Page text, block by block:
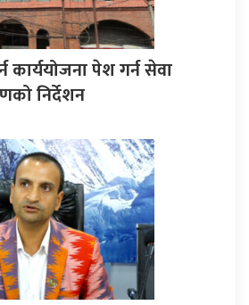
पेश गर्न सेवा
निर्देशन